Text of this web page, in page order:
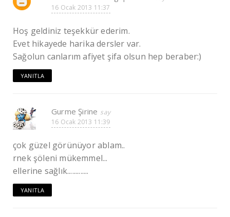
16 Ocak 2013 11:37
Hoş geldiniz teşekkür ederim.
Evet hikayede harika dersler var.
Sağolun canlarım afiyet şifa olsun hep beraber:)
YANITLA
Gurme Şirine
16 Ocak 2013 11:39
çok güzel görünüyor ablam..
rnek şöleni mükemmel...
ellerine sağlık.............
YANITLA